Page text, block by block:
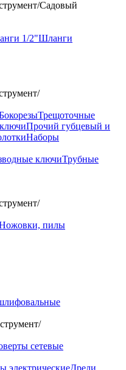
/Садовый
1/2"Шланги
/
Трещоточные
Прочий губцевый и
Наборы
ключиТрубные
/
пилы
/
сетевые
электрическиеДрели